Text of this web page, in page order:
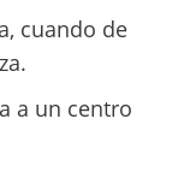
cuando de
a un centro